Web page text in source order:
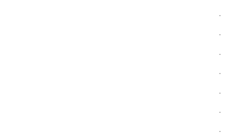
.
.
.
.
.
.
.